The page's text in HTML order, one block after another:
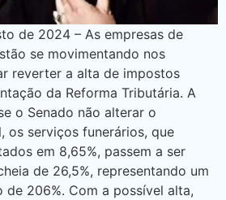
de 2024 – As empresas de
se movimentando nos
reverter a alta de impostos
da Reforma Tributária. A
o Senado não alterar o
os serviços funerários, que
em 8,65%, passem a ser
de 26,5%, representando um
206%. Com a possível alta,